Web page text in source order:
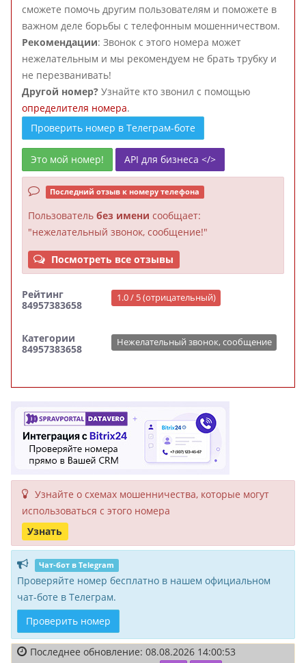
сможете помочь другим пользователям и поможете в
важном деле борьбы с телефонным мошенничеством.
Рекомендации: Звонок с этого номера может
нежелательным и мы рекомендуем не брать трубку и
не перезванивать!
Другой номер? Узнайте кто звонил с помощью
определителя номера.
Проверить номер в Телеграм-боте
Это мой номер! API для бизнеса </>
Последний отзыв к номеру телефона
Пользователь без имени сообщает:
"нежелательный звонок, сообщение!"
Посмотреть все отзывы
Рейтинг
84957383658
1.0 / 5 (отрицательный)
Категории
84957383658
Нежелательный звонок, сообщение
Узнайте о схемах мошенни­чества, кото­рые могут
исполь­зоваться с этого номера
Узнать
Чат-бот в Telegram
Проверяйте номер бесплатно в нашем официальном
чат-боте в Телеграм.
Проверить номер
Последнее обновление: 08.08.2026 14:00:53